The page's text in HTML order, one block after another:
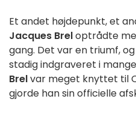
Et andet højdepunkt, et
Jacques Breloptrådte
gang. Det var en triumf,
stadig indgraveret i
Brelvar meget knyttet til
gjorde han sin officielle